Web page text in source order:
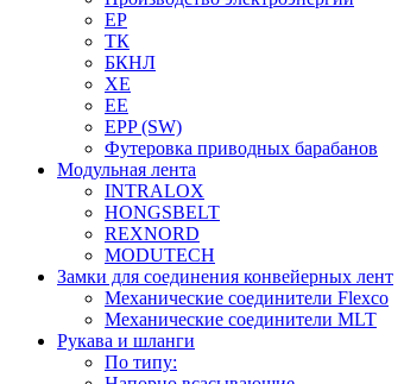
EP
ТК
БКНЛ
XE
EE
EPP (SW)
Футеровка приводных барабанов
Модульная лента
INTRALOX
HONGSBELT
REXNORD
MODUTECH
Замки для соединения конвейерных лент
Механические соединители Flexco
Механические соединители MLT
Рукава и шланги
По типу: